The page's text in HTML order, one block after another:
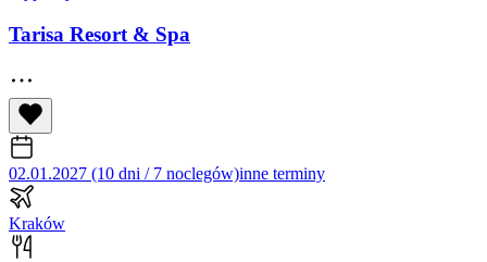
Tarisa Resort & Spa
02.01.2027 (10 dni / 7 noclegów)inne terminy
Kraków